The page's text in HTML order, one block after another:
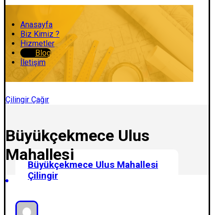
Anasayfa
Biz Kimiz ?
Hizmetler
Blog
İletişim
Çilingir Çağır
Büyükçekmece Ulus
Mahallesi
Büyükçekmece Ulus Mahallesi
Çilingir